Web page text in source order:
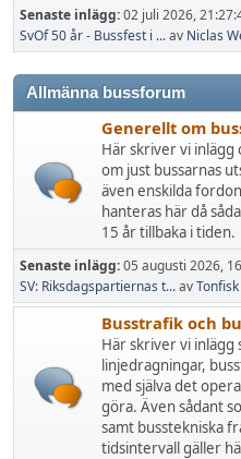
Senaste inlägg:02 juli 2026,
SvOf 50 år - Bussfest i ...av Niclas
Allmänna bussforum
Generellt om
Här skriver vi inlägg
om just bussarnas
även enskilda
hanteras här då
15 år tillbaka i tiden.
Senaste inlägg:05 augusti 2026,
SV: Riksdagspartiernas t...avTonfisk
Busstrafik och
Här skriver vi inlägg
linjedragningar,
med själva det
göra. Även sådant
samt busstekniska
tidsintervall gäller